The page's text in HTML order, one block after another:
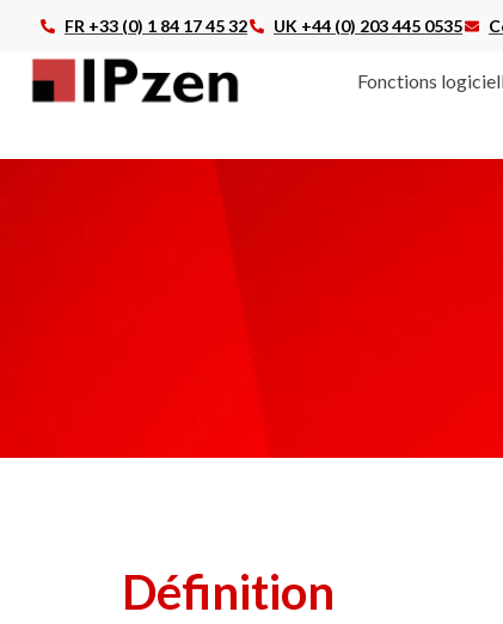
FR +33 (0) 1 84 17 45 32 UK +44 (0) 203 445 0535
Fonctions
Définition